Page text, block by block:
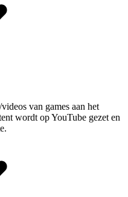
van games aan het
wordt op YouTube gezet en